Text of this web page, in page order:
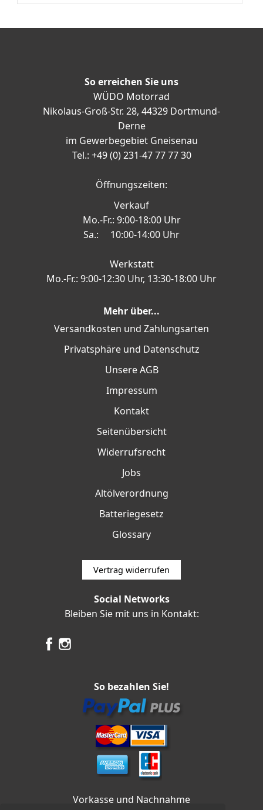
So erreichen Sie uns
WÜDO Motorrad
Nikolaus-Groß-Str. 28, 44329 Dortmund-
Derne
im Gewerbegebiet Gneisenau
Tel.: +49 (0) 231-47 77 77 30
Öffnungszeiten:
Verkauf
Mo.-Fr.: 9:00-18:00 Uhr
Sa.: 10:00-14:00 Uhr
Werkstatt
Mo.-Fr.: 9:00-12:30 Uhr, 13:30-18:00 Uhr
Mehr über...
Versandkosten und Zahlungsarten
Privatsphäre und Datenschutz
Unsere AGB
Impressum
Kontakt
Seitenübersicht
Widerrufsrecht
Jobs
Altölverordnung
Batteriegesetz
Glossary
Vertrag widerrufen
Social Networks
Bleiben Sie mit uns in Kontakt:
So bezahlen Sie!
Vorkasse und Nachnahme